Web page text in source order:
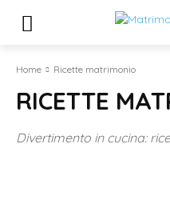
Home Ricette matrimonio
RICETTE
Divertimento in cucina: